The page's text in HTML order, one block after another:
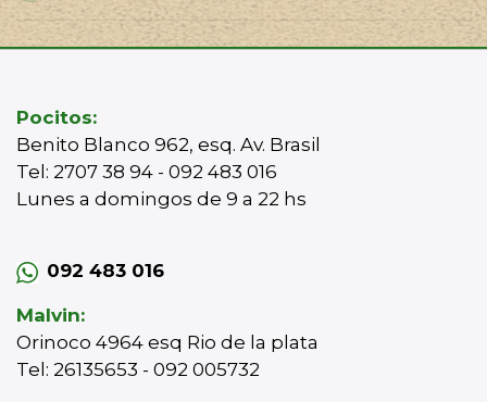
Pocitos:
Benito Blanco 962, esq. Av. Brasil
Tel: 2707 38 94 - 092 483 016
Lunes a domingos de 9 a 22 hs
092 483 016
Malvin:
Orinoco 4964 esq Rio de la plata
Tel: 26135653 - 092 005732